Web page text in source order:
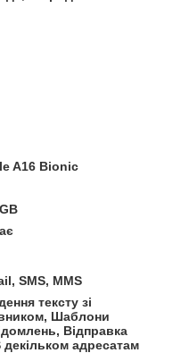
A16 Bionic
SMS, MMS
тексту зі
Шаблони
Відправка
декільком адресатам